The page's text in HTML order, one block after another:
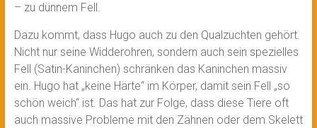
– zu dünnem Fell.
Dazu kommt, dass Hugo auch zu den Qualzuchten gehört.
Nicht nur seine Widderohren, sondern auch sein spezielles
Fell (Satin-Kaninchen) schränken das Kaninchen massiv
ein. Hugo hat „keine Härte“ im Körper, damit sein Fell „so
schön weich“ ist. Das hat zur Folge, dass diese Tiere oft
auch massive Probleme mit den Zähnen oder dem Skelett